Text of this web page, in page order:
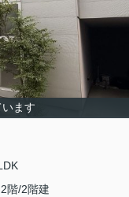
います
階/2階建